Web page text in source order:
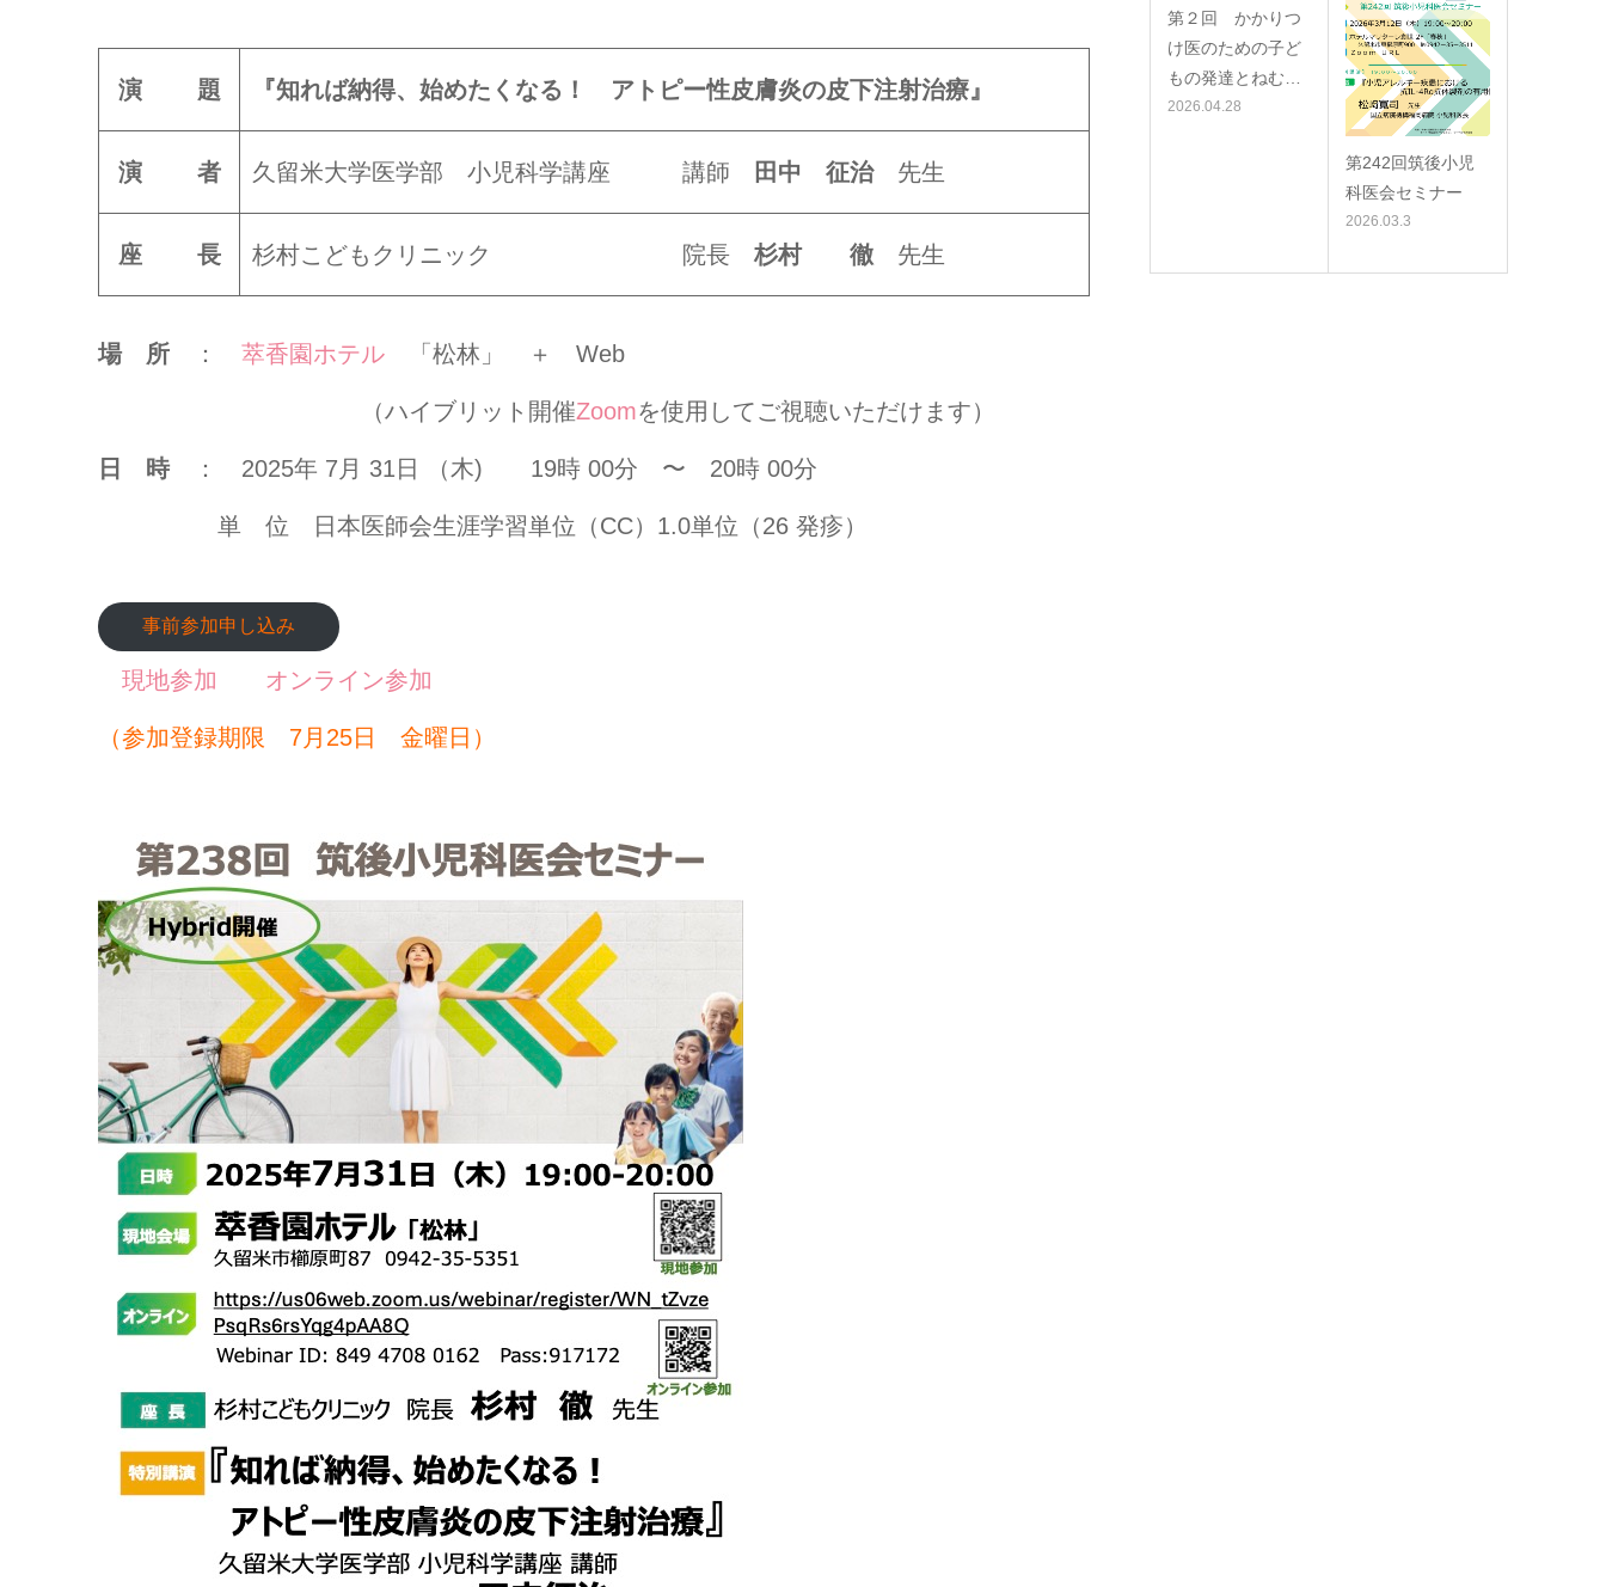
演 題 『知れば納得、始めたくなる！ アトピー性皮膚炎の皮下注射治療』
演 者 久留米大学医学部 小児科学講座 講師 田中 征治先生
座 長 杉村こどもクリニック 院長 杉村 徹 先生
場 所 ： 萃香園ホテル 「松林」 ＋ Web
（ハイブリット開催Zoomを使用してご視聴いただけます）
日 時： 2025年 7月 31日 （木) 19時 00分 〜 20時 00分
単 位 日本医師会生涯学習単位（CC）1.0単位（26 発疹）
事前参加申し込み
現地参加 オンライン参加
（参加登録期限 7月25日 金曜日）
第２回 かかりつ
け医のための子ど
もの発達とねむ…
2026.04.28
第242回筑後小児
科医会セミナー
2026.03.3